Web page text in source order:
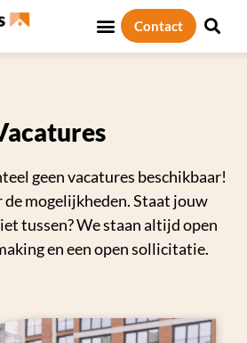
Contact
geen vacatures beschikbaar!
mogelijkheden. Staat jouw
tussen? We staan altijd open
en een open sollicitatie.